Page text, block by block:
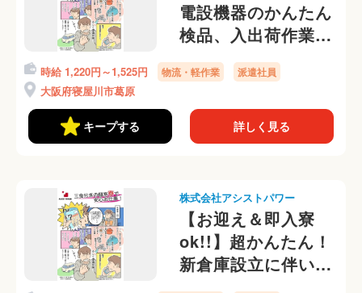
電設機器のかんたん
検品、入出荷作業＠
寮からラクラク自転
車通勤ok！
時給 1,220円～1,525円 物流・軽作業 派遣社員
大阪府寝屋川市葛原
キープする 詳しく見る
株式会社アシストパワー
【お迎え＆即入寮
ok!!】超かんたん！
新倉庫設立に伴いオ
ープニングスタッフ